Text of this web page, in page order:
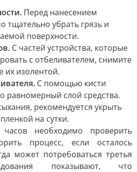
Перед нанесением
тщательно убрать грязь и
поверхности.
С частей устройства, которые
с отбеливателем, снимите
их изолентой.
С помощью кисти
равномерный слой средства.
рекомендуется укрыть
на сутки.
необходимо проверить
процесс, если осталось
может потребоваться третья
показывают, что